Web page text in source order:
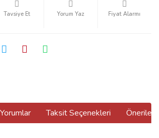
Tavsiye Et Yorum Yaz Fiyat Alarmı
Yorumlar Taksit Seçenekleri